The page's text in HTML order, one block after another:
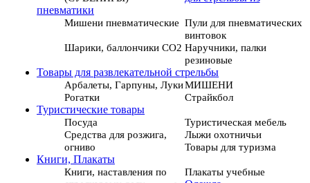
пневматики
Мишени пневматические Пули для пневматических
винтовок
Шарики, баллончики СО2 Наручники, палки
резиновые
Товары для развлекательной стрельбы
Арбалеты, Гарпуны, ЛукиМИШЕНИ
Рогатки
Страйкбол
Туристические товары
Посуда
Туристическая мебель
Средства для розжига,
огниво
Лыжи охотничьи
Товары для туризма
Книги, Плакаты
Книги, наставления по
Плакаты учебные